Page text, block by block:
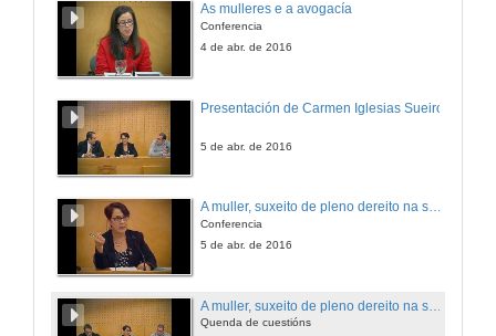
As mulleres e a avogacía
Conferencia
4 de abr. de 2016
Presentación de Carmen Iglesias Sueiro
5 de abr. de 2016
A muller, suxeito de pleno dereito na sociedade do século XXI
Conferencia
5 de abr. de 2016
Quenda de cuestións